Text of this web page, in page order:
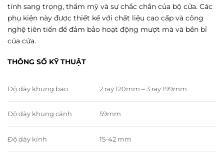
tính sang trọng, thẩm mỹ và sự chắc chắn của bộ cửa. Các
phụ kiện này được thiết kế với chất liệu cao cấp và công
nghệ tiên tiến để đảm bảo hoạt động mượt mà và bền bỉ
của cửa.
THÔNG SỐ KỸ THUẬT
Độ dày khung bao 2 ray 120mm – 3 ray 199mm
Độ dày khung cánh 59mm
Độ dày kính 15-42 mm